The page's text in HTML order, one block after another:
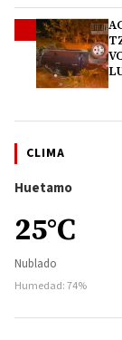
CLIMA
Huetamo
25°C
Nublado
Humedad: 74%